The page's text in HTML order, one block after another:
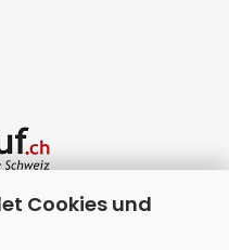
Cookies und